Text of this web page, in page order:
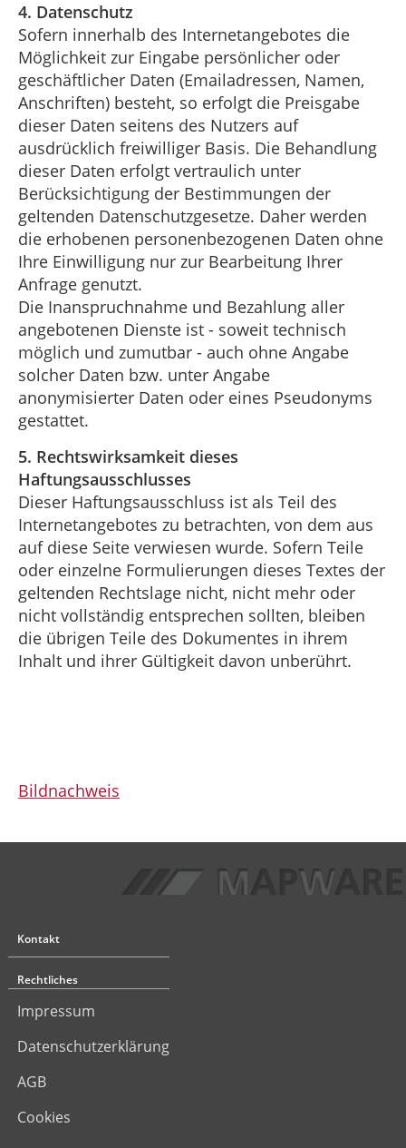
4. Datenschutz
Sofern innerhalb des Internetangebotes die
Möglichkeit zur Eingabe persönlicher oder
geschäftlicher Daten (Emailadressen, Namen,
Anschriften) besteht, so erfolgt die Preisgabe
dieser Daten seitens des Nutzers auf
ausdrücklich freiwilliger Basis. Die Behandlung
dieser Daten erfolgt vertraulich unter
Berücksichtigung der Bestimmungen der
geltenden Datenschutzgesetze. Daher werden
die erhobenen personenbezogenen Daten ohne
Ihre Einwilligung nur zur Bearbeitung Ihrer
Anfrage genutzt.
Die Inanspruchnahme und Bezahlung aller
angebotenen Dienste ist - soweit technisch
möglich und zumutbar - auch ohne Angabe
solcher Daten bzw. unter Angabe
anonymisierter Daten oder eines Pseudonyms
gestattet.
5. Rechtswirksamkeit dieses
Haftungsausschlusses
Dieser Haftungsausschluss ist als Teil des
Internetangebotes zu betrachten, von dem aus
auf diese Seite verwiesen wurde. Sofern Teile
oder einzelne Formulierungen dieses Textes der
geltenden Rechtslage nicht, nicht mehr oder
nicht vollständig entsprechen sollten, bleiben
die übrigen Teile des Dokumentes in ihrem
Inhalt und ihrer Gültigkeit davon unberührt.
Bildnachweis
Kontakt
Rechtliches
Impressum
Datenschutzerklärung
AGB
Cookies